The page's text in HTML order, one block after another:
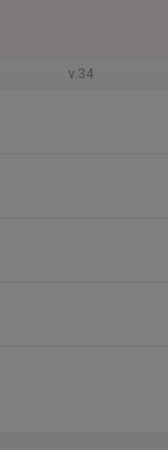
v.34